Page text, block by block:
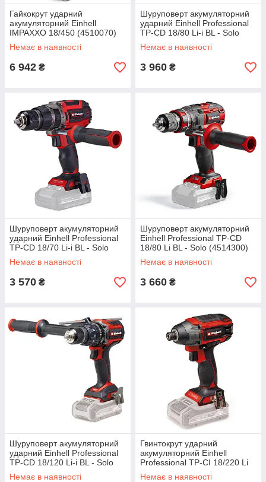
Гайкокрут ударний
акумуляторний Einhell
IMPAXXO 18/450 (4510070)
Немає в наявності
6 942 ₴
Шуруповерт акумуляторний
ударний Einhell Professional
TP-CD 18/80 Li-i BL - Solo
(4514305)
Немає в наявності
3 960 ₴
Шуруповерт акумуляторний
ударний Einhell Professional
TP-CD 18/70 Li-i BL - Solo
(4514315)
Немає в наявності
3 570 ₴
Шуруповерт акумуляторний
Einhell Professional TP-CD
18/80 Li BL - Solo (4514300)
Немає в наявності
3 660 ₴
Шуруповерт акумуляторний
ударний Einhell Professional
TP-CD 18/120 Li-i BL - Solo
(4514310)
Немає в наявності
Гвинтокрут ударний
акумуляторний Einhell
Professional TP-CI 18/220 Li
BL - Solo (4510085)
Немає в наявності